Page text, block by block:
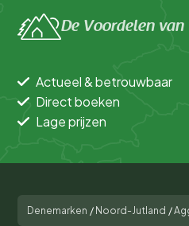
De Voordelen van
Actueel & betrouwbaar
Direct boeken
Lage prijzen
Denemarken / Noord-Jutland /